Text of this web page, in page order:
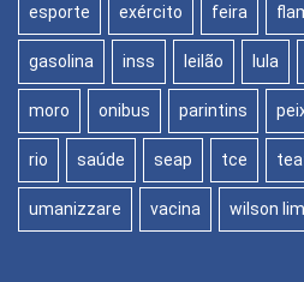
esporte exército feira
gasolina inss leilão lula
moro onibus parintins
rio saúde seap tce
umanizzare vacina wilson